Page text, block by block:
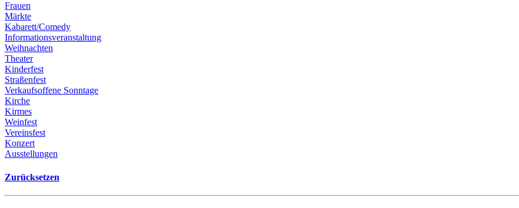
Frauen
Märkte
Kabarett/Comedy
Informationsveranstaltung
Weihnachten
Theater
Kinderfest
Straßenfest
Verkaufsoffene Sonntage
Kirche
Kirmes
Weinfest
Vereinsfest
Konzert
Ausstellungen
Zurücksetzen